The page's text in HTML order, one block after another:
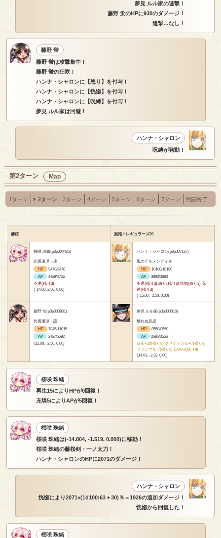
夢見 ルル家の連撃！
藤野 蛍のHPに930のダメージ！
追撃…なし！
藤野 蛍
藤野 蛍は攻撃集中！
藤野 蛍の狂咲！
ハンナ・シャロンに【怒り】を付与！
ハンナ・シャロンに【恍惚】を付与！
ハンナ・シャロンに【呪縛】を付与！
夢見 ルル家は回避！
ハンナ・シャロン
呪縛が発動！
第2ターン Map
1ターン 2ターン 3ターン 4ターン 5ターン 6ターン 7ターン 戦闘終了
藤桜 混沌イレギュラーズ20
桜咲 珠緒(p3p004426)
比翼連理・攻
HP
9470/9470
AP
4459/4755
不運(残り3)
(-14.00, 2.50, 0.00)
ハンナ・シャロン(p3p007137)
風のテルメンディル
HP
10100/10100
AP
3893/3893
不運(残り3) 怒り(残り3) 恍惚(残り3) 呪
縛(残り3)
(-15.00, -2.50, 0.00)
藤野 蛍(p3p003861)
比翼連理・護
HP
7845/11015
AP
5467/5592
(15.00, -2.50, 0.00)
夢見 ルル家(p3p000016)
離れぬ意思
HP
8550/8550
AP
2695/3556
反応+10(残り8) クリティカル+7(残り8)
ファンブル-7(残り8) EXA+2(残り8)
(14.01, -2.33, 0.00)
桜咲 珠緒
再生15によりHPが0回復！
充填5によりAPが5回復！
桜咲 珠緒
桜咲 珠緒は(-14.804, -1.519, 0.000)に移動！
桜咲 珠緒の藤桜剣・一ノ太刀！
ハンナ・シャロンのHPに2071のダメージ！
ハンナ・シャロン
恍惚により2071×(1d100:63＋30)％＝1926の追加ダメージ！
恍惚から回復した！
桜咲 珠緒